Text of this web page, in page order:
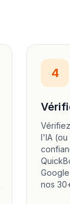
4
l'IA (ou
nos